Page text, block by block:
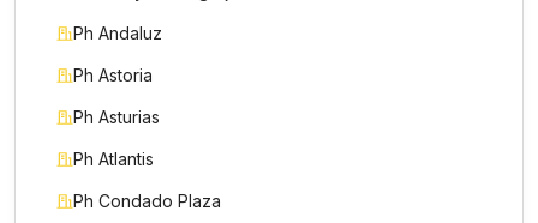
Ph Andaluz
Ph Astoria
Ph Asturias
Ph Atlantis
Ph Condado Plaza